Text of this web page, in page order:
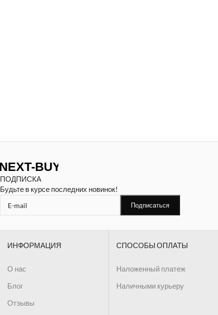
ПОДПИСКА
Будьте в курсе последних новинок!
ИНФОРМАЦИЯ
О нас
Блог
Отзывы
СПОСОБЫ ОПЛАТЫ
Наложенный платеж
Наличными курьеру